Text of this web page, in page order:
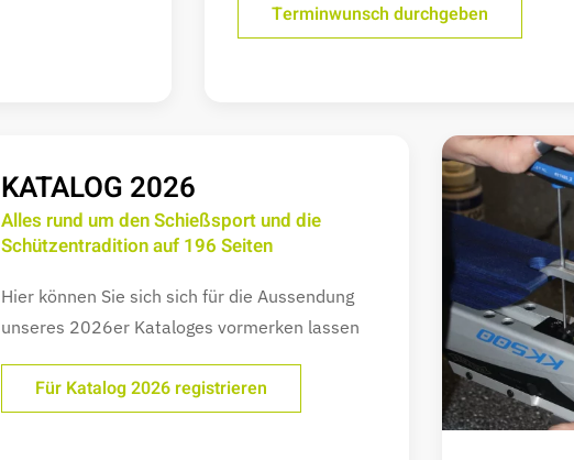
Terminwunsch durchgeben
KATALOG 2026
Alles rund um den Schießsport und die
Schützentradition auf 196 Seiten
Hier können Sie sich sich für die Aussendung
unseres 2026er Kataloges vormerken lassen
Für Katalog 2026 registrieren